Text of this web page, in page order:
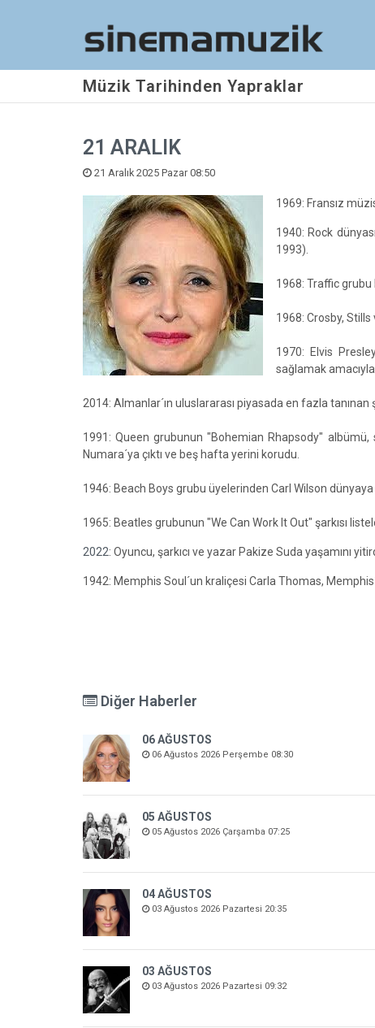
Müzik Tarihinden Yapraklar
21 ARALIK
21 Aralık 2025 Pazar 08:50
1969: Fransız
1940: Rock
1993).
1968: Traffic grubu
1968: Crosby, Stills
1970: Elvis
sağlamak
2014: Almanlar´ın uluslararası piyasada en fazla tanınan
1991: Queen grubunun "Bohemian Rhapsody"
Numara´ya çıktı ve beş hafta yerini korudu.
1946: Beach Boys grubu üyelerinden Carl Wilson dünyaya
1965: Beatles grubunun "We Can Work It Out" şarkısı
2022: Oyuncu, şarkıcı ve yazar Pakize Suda yaşamını
1942: Memphis Soul´un kraliçesi Carla Thomas,
Diğer Haberler
06 AĞUSTOS
06 Ağustos 2026 Perşembe 08:30
05 AĞUSTOS
05 Ağustos 2026 Çarşamba 07:25
04 AĞUSTOS
03 Ağustos 2026 Pazartesi 20:35
03 AĞUSTOS
03 Ağustos 2026 Pazartesi 09:32